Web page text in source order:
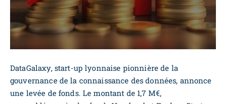
DataGalaxy, start-up lyonnaise pionnière de la
gouvernance de la connaissance des données, annonce
une levée de fonds. Le montant de 1,7 M€,